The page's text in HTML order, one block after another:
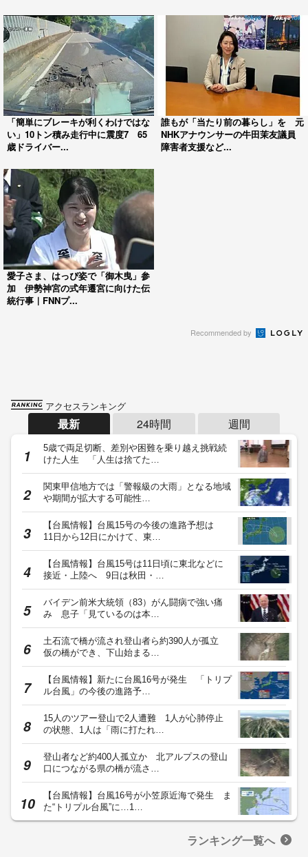
「簡単にブレーキが利くわけではな
い」10トン積み走行中に震度7 65
歳ドライバー...
誰もが「当たり前の暮らし」を 元
NHKアナウンサーの牛田茉友議員
障害者支援など...
愛子さま、はっぴ姿で「御木曳」参
加 伊勢神宮の式年遷宮に向けた伝
統行事｜FNNプ...
Recommended by
アクセスランキング
最新 24時間 週間
5歳で両足切断、差別や困難を乗り越え挑戦続
けた人生 「人生は捨てた…
関東甲信地方では「警報級の大雨」となる地域
や期間が拡大する可能性…
【台風情報】台風15号の今後の進路予想は
11日から12日にかけて、東…
【台風情報】台風15号は11日頃に東北などに
接近・上陸へ 9日は秋田・…
バイデン前米大統領（83）がん闘病で強い痛
み 息子「見ているのは本…
土石流で橋が流され登山者ら約390人が孤立
仮の橋ができ、下山始まる…
【台風情報】新たに台風16号が発生 「トリプ
ル台風」の今後の進路予…
15人のツアー登山で2人遭難 1人が心肺停止
の状態、1人は「雨に打たれ…
登山者など約400人孤立か 北アルプスの登山
口につながる県の橋が流さ…
【台風情報】台風16号が小笠原近海で発生 ま
た“トリプル台風”に…1…
ランキング一覧へ